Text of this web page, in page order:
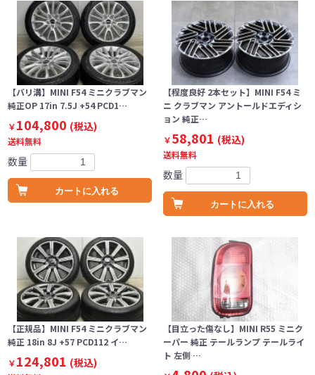
【バリ溝】MINI F54 ミニクラブマン
純正OP 17in 7.5J +54 PCD1…
￥104,800 (税込)
送料無料
数量
カートに入れる
【程度良好 2本セット】MINI F54 ミ
ニ クラブマン アントールドエディシ
ョン 純正…
￥58,801 (税込)
送料無料
数量
カートに入れる
【正規品】MINI F54 ミニクラブマン
純正 18in 8J +57 PCD112 イ…
￥124,801 (税込)
【目立った傷なし】MINI R55 ミニク
ーパー 純正 テールランプ テールライ
ト 左側 …